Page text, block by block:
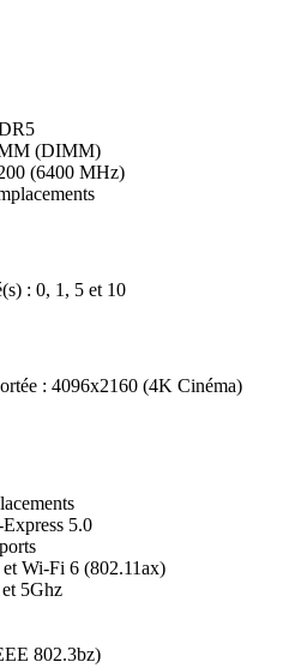
(DIMM)
(6400 MHz)
: 0, 1, 5 et 10
: 4096x2160 (4K Cinéma)
5.0
Wi-Fi 6 (802.11ax)
5Ghz
802.3bz)